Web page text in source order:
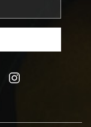
instagram